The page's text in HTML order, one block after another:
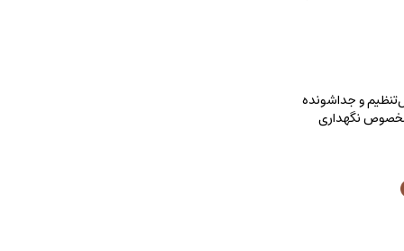
و جداشونده
نگهداری